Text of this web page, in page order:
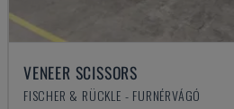
VENEER SCISSORS
FISCHER & RÜCKLE - FURNÉRVÁGÓ